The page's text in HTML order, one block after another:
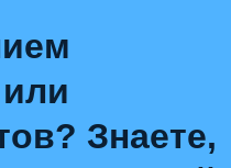
Знаете,